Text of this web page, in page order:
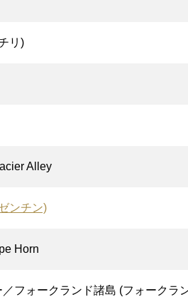
リ)
Alley
ンチン)
Horn
フォークランド諸島 (フォークラ